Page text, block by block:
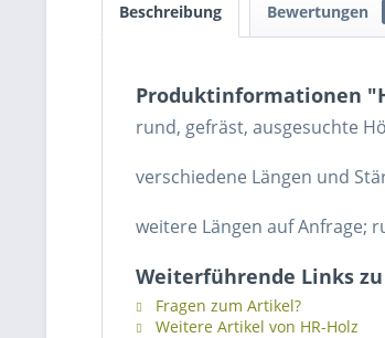
Beschreibung Bewertungen
Produktinformationen
rund, gefräst, ausgesuchte
verschiedene Längen und
weitere Längen auf Anfrage;
Weiterführende Links
Fragen zum Artikel?
Weitere Artikel von HR-Holz